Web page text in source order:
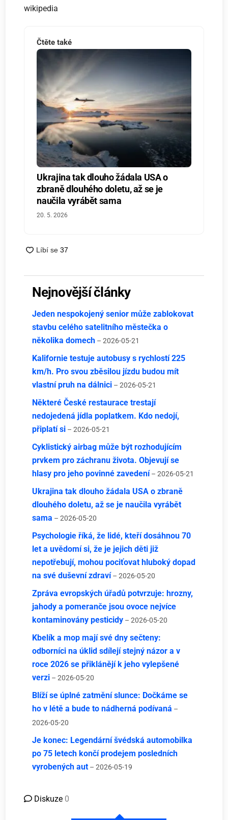
wikipedia
Čtěte také
Ukrajina tak dlouho žádala USA o
zbraně dlouhého doletu, až se je
naučila vyrábět sama
20. 5. 2026
Nejnovější články
Jeden nespokojený senior může zablokovat
stavbu celého satelitního městečka o
několika domech – 2026-05-21
Kalifornie testuje autobusy s rychlostí 225
km/h. Pro svou zběsilou jízdu budou mít
vlastní pruh na dálnici – 2026-05-21
Některé České restaurace trestají
nedojedená jídla poplatkem. Kdo nedojí,
připlatí si – 2026-05-21
Cyklistický airbag může být rozhodujícím
prvkem pro záchranu života. Objevují se
hlasy pro jeho povinné zavedení – 2026-05-21
Ukrajina tak dlouho žádala USA o zbraně
dlouhého doletu, až se je naučila vyrábět
sama – 2026-05-20
Psychologie říká, že lidé, kteří dosáhnou 70
let a uvědomí si, že je jejich děti již
nepotřebují, mohou pociťovat hluboký dopad
na své duševní zdraví – 2026-05-20
Zpráva evropských úřadů potvrzuje: hrozny,
jahody a pomeranče jsou ovoce nejvíce
kontaminovány pesticidy – 2026-05-20
Kbelík a mop mají své dny sečteny:
odborníci na úklid sdílejí stejný názor a v
roce 2026 se přiklánějí k jeho vylepšené
verzi – 2026-05-20
Blíží se úplné zatmění slunce: Dočkáme se
ho v létě a bude to nádherná podívaná –
2026-05-20
Je konec: Legendární švédská automobilka
po 75 letech končí prodejem posledních
vyrobených aut – 2026-05-19
Diskuze 0